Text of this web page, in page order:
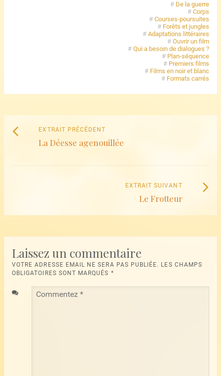
# De la guerre
#Corps
#Courses-poursuites
# Forêts et jungles
#Adaptations littéraires
#Ouvrir un film
#Qui a besoin de dialogues ?
# Plan-séquence
# Premiers films
# Films en noir et blanc
# Formats carrés
Naviguez
parmi
les
EXTRAIT PRÉCÉDENT
précédent
La Déesse agenouillée
EXTRAIT SUIVANT
Le Frotteur
Extrait
Laissez un commentaire
VOTRE ADRESSE EMAIL NE SERA PAS PUBLIÉE. LES CHAMPS
OBLIGATOIRES SONT MARQUÉS *
Commentez